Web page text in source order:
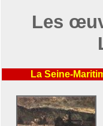
Les
La Seine-